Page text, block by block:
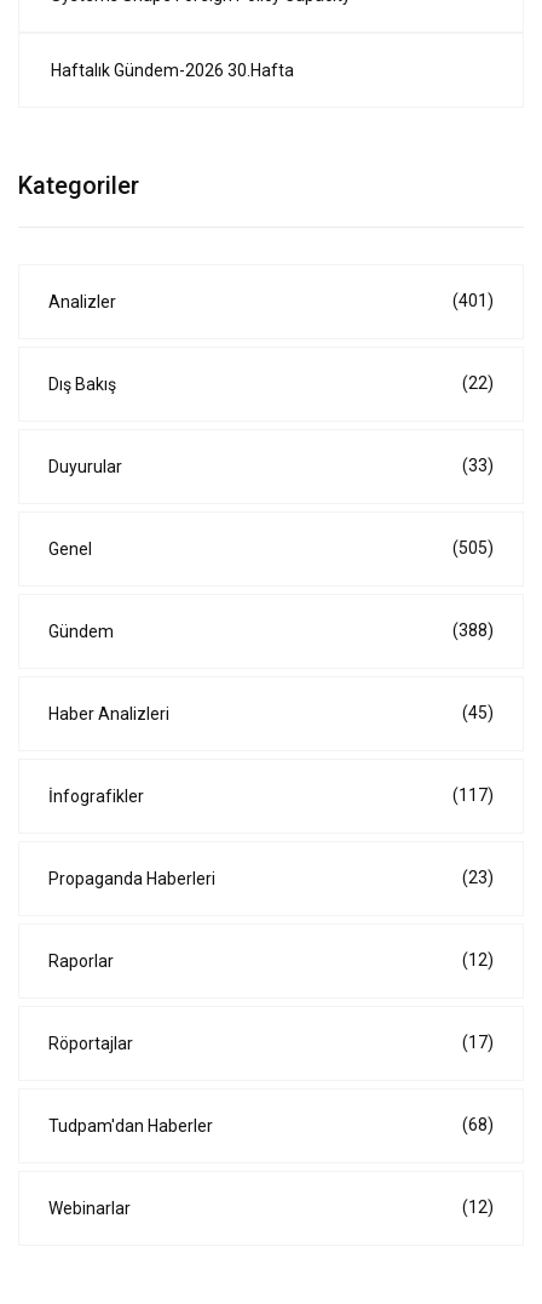
Haftalık Gündem-2026 30.Hafta
Kategoriler
Analizler (401)
Dış Bakış (22)
Duyurular (33)
Genel (505)
Gündem (388)
Haber Analizleri (45)
İnfografikler (117)
Propaganda Haberleri (23)
Raporlar (12)
Röportajlar (17)
Tudpam'dan Haberler (68)
Webinarlar (12)